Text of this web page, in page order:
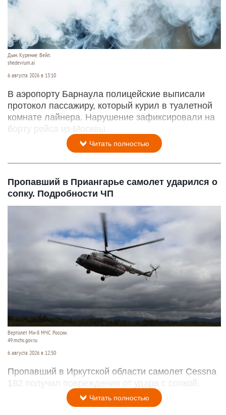
Дым. Курение. Вейп.
shedevrum.ai
6 августа 2026 в 13:10
В аэропорту Барнаула полицейские выписали
протокол пассажиру, который курил в туалетной
комнате лайнера. Нарушение зафиксировали на
борту рейса из Москвы.
Читать полностью
Пропавший в Приангарье самолет ударился о
сопку. Подробности ЧП
Вертолет Ми-8 МЧС России.
49.mchs.gov.ru
6 августа 2026 в 12:50
Пропавший в Иркутской области самолет Cessna
182 получил повреждения от удара с сопкой.
Читать полностью